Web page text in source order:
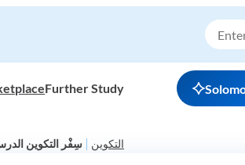
Further Study
التكوين | سِفْر التكوين